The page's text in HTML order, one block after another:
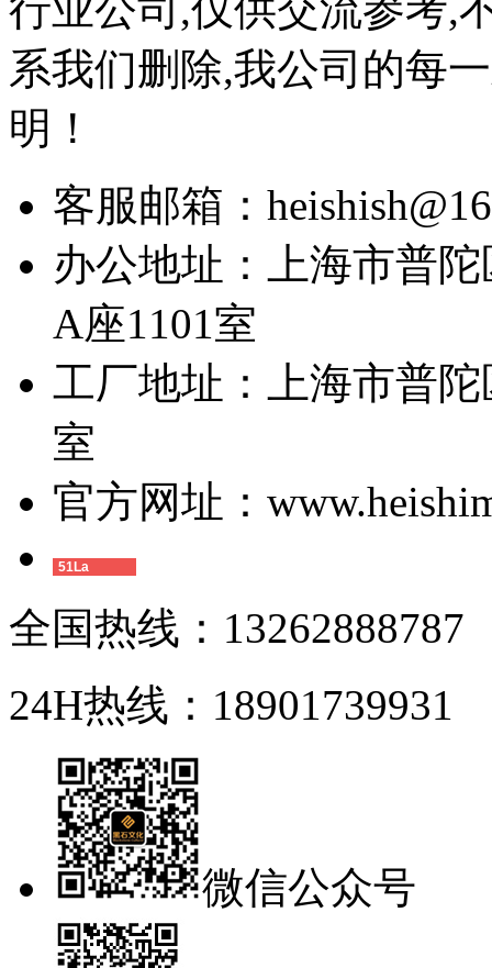
行业公司,仅供交流参考,
系我们删除,我公司的每
明！
客服邮箱：
办公地址：上海市普
A座1101室
工厂地址：上海市普
室
官方网址：
51La
全国热线：13262888787
24H热线：18901739931
微信公众号